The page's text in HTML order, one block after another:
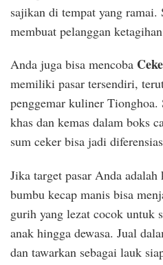
sajikan di tempat yang ramai.
membuat pelanggan
Anda juga bisa mencoba
memiliki pasar tersendiri,
penggemar kuliner Tionghoa.
khas dan kemas dalam boks
sum ceker bisa jadi
Jika target pasar Anda adalah
bumbu kecap manis bisa
gurih yang lezat cocok untuk
anak hingga dewasa. Jual
dan tawarkan sebagai lauk